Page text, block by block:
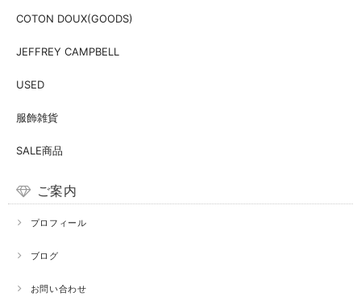
COTON DOUX(GOODS)
JEFFREY CAMPBELL
USED
服飾雑貨
SALE商品
ご案内
プロフィール
ブログ
お問い合わせ